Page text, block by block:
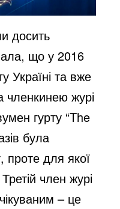
досить
що у 2016
Україні та вже
членкинею журі
гурту “The
була
проте для якої
член журі
– це